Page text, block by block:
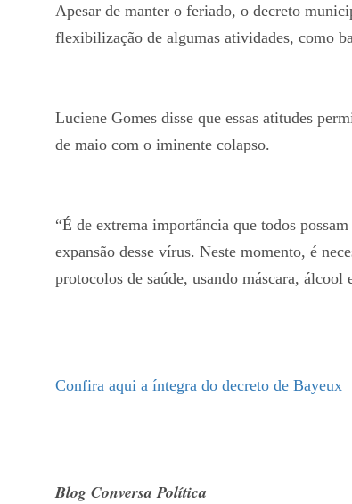
Apesar de manter o feriado, o decreto
flexibilização de algumas atividades, como
Luciene Gomes disse que essas atitudes
de maio com o iminente colapso.
“É de extrema importância que todos
expansão desse vírus. Neste momento, é
protocolos de saúde, usando máscara,
Confira aqui a íntegra do decreto de Bayeux
Blog Conversa Política